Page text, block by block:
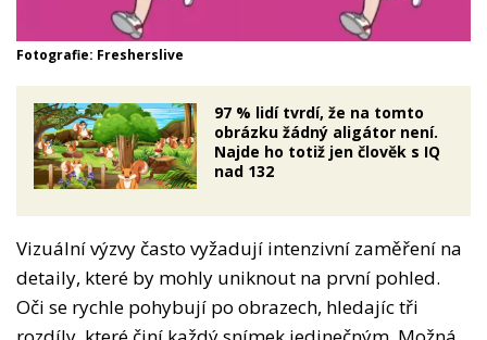
Fotografie: Fresherslive
97 % lidí tvrdí, že na tomto
obrázku žádný aligátor není.
Najde ho totiž jen člověk s IQ
nad 132
Vizuální výzvy často vyžadují intenzivní zaměření na
detaily, které by mohly uniknout na první pohled.
Oči se rychle pohybují po obrazech, hledajíc tři